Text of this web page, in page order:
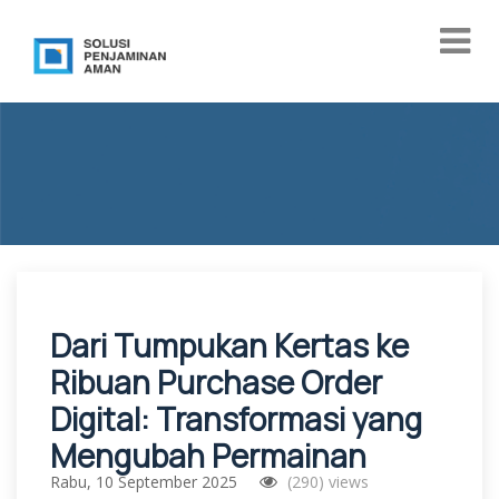
Dari Tumpukan Kertas ke
Ribuan Purchase Order
Digital: Transformasi yang
Mengubah Permainan
Rabu, 10 September 2025 (290) views